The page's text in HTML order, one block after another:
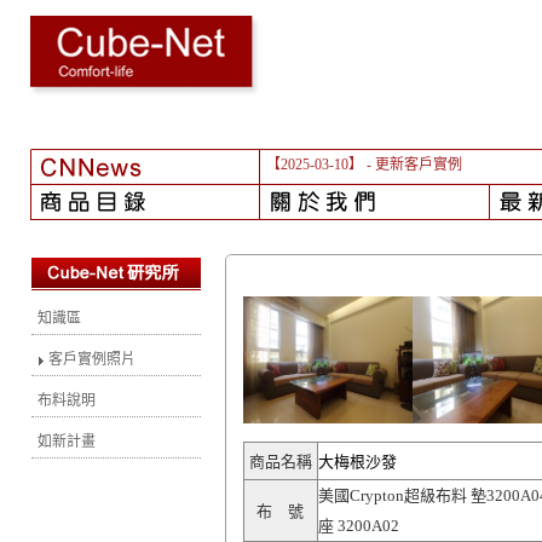
【2025-03-10】 - 更新客戶實例
知識區
客戶實例照片
布料說明
如新計畫
商品名稱 大梅根沙發
布 號
美國Crypton超級布料 墊
座 3200A02